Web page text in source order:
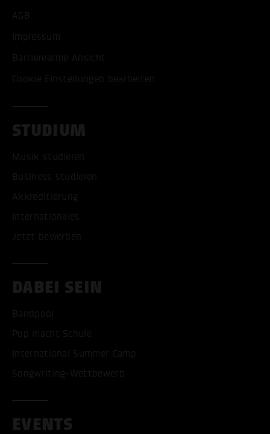
AGB
Impressum
Barrierearme Ansicht
Cookie Einstellungen bearbeiten
STUDIUM
Musik studieren
Business studieren
Akkreditierung
Internationales
Jetzt bewerben
DABEI SEIN
Bandpool
Pop macht Schule
International Summer Camp
Songwriting-Wettbewerb
EVENTS